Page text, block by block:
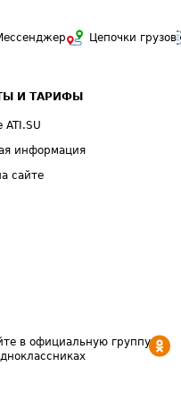
Цепочки грузов
И ТАРИФЫ
ATI.SU
информация
сайте
в официальную группу